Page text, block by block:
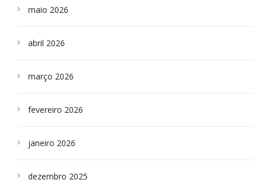
maio 2026
abril 2026
março 2026
fevereiro 2026
janeiro 2026
dezembro 2025